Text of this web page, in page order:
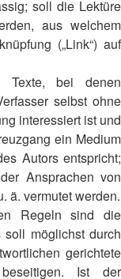
soll die Lektüre
aus welchem
(„Link“) auf
Texte, bei denen
selbst ohne
interessiert ist und
ein Medium
Autors entspricht;
Ansprachen von
ä. vermutet werden.
Regeln sind die
soll möglichst durch
gerichtete
Ist der